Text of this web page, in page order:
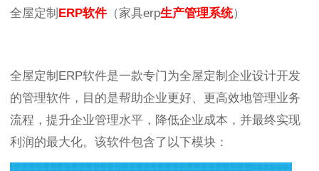
全屋定制 ERP软件（家具erp生产管理系统）
全屋定制ERP软件是一款专门为全屋定制企业设计开发
的管理软件，目的是帮助企业更好、更高效地管理业务
流程，提升企业管理水平，降低企业成本，并最终实现
利润的最大化。该软件包含了以下模块：